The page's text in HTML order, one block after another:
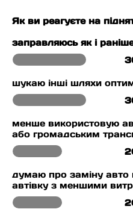
Як ви реагуєте на
заправляюсь як і
шукаю інші шляхи
менше використовую
або громадським
думаю про заміну авто
автівку з меншими